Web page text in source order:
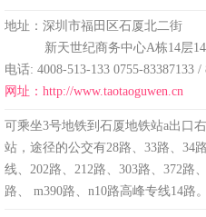
地址：深圳市福田区石厦北二街
新天世纪商务中心A栋14层
电话: 4008-513-133 0755-83387133 /
网址：http://www.taotaoguwen.cn
可乘坐3号地铁到石厦地铁站a出口
站，途径的公交有28路、33路、34
线、202路、212路、303路、372路
路、 m390路、n10路高峰专线14路。